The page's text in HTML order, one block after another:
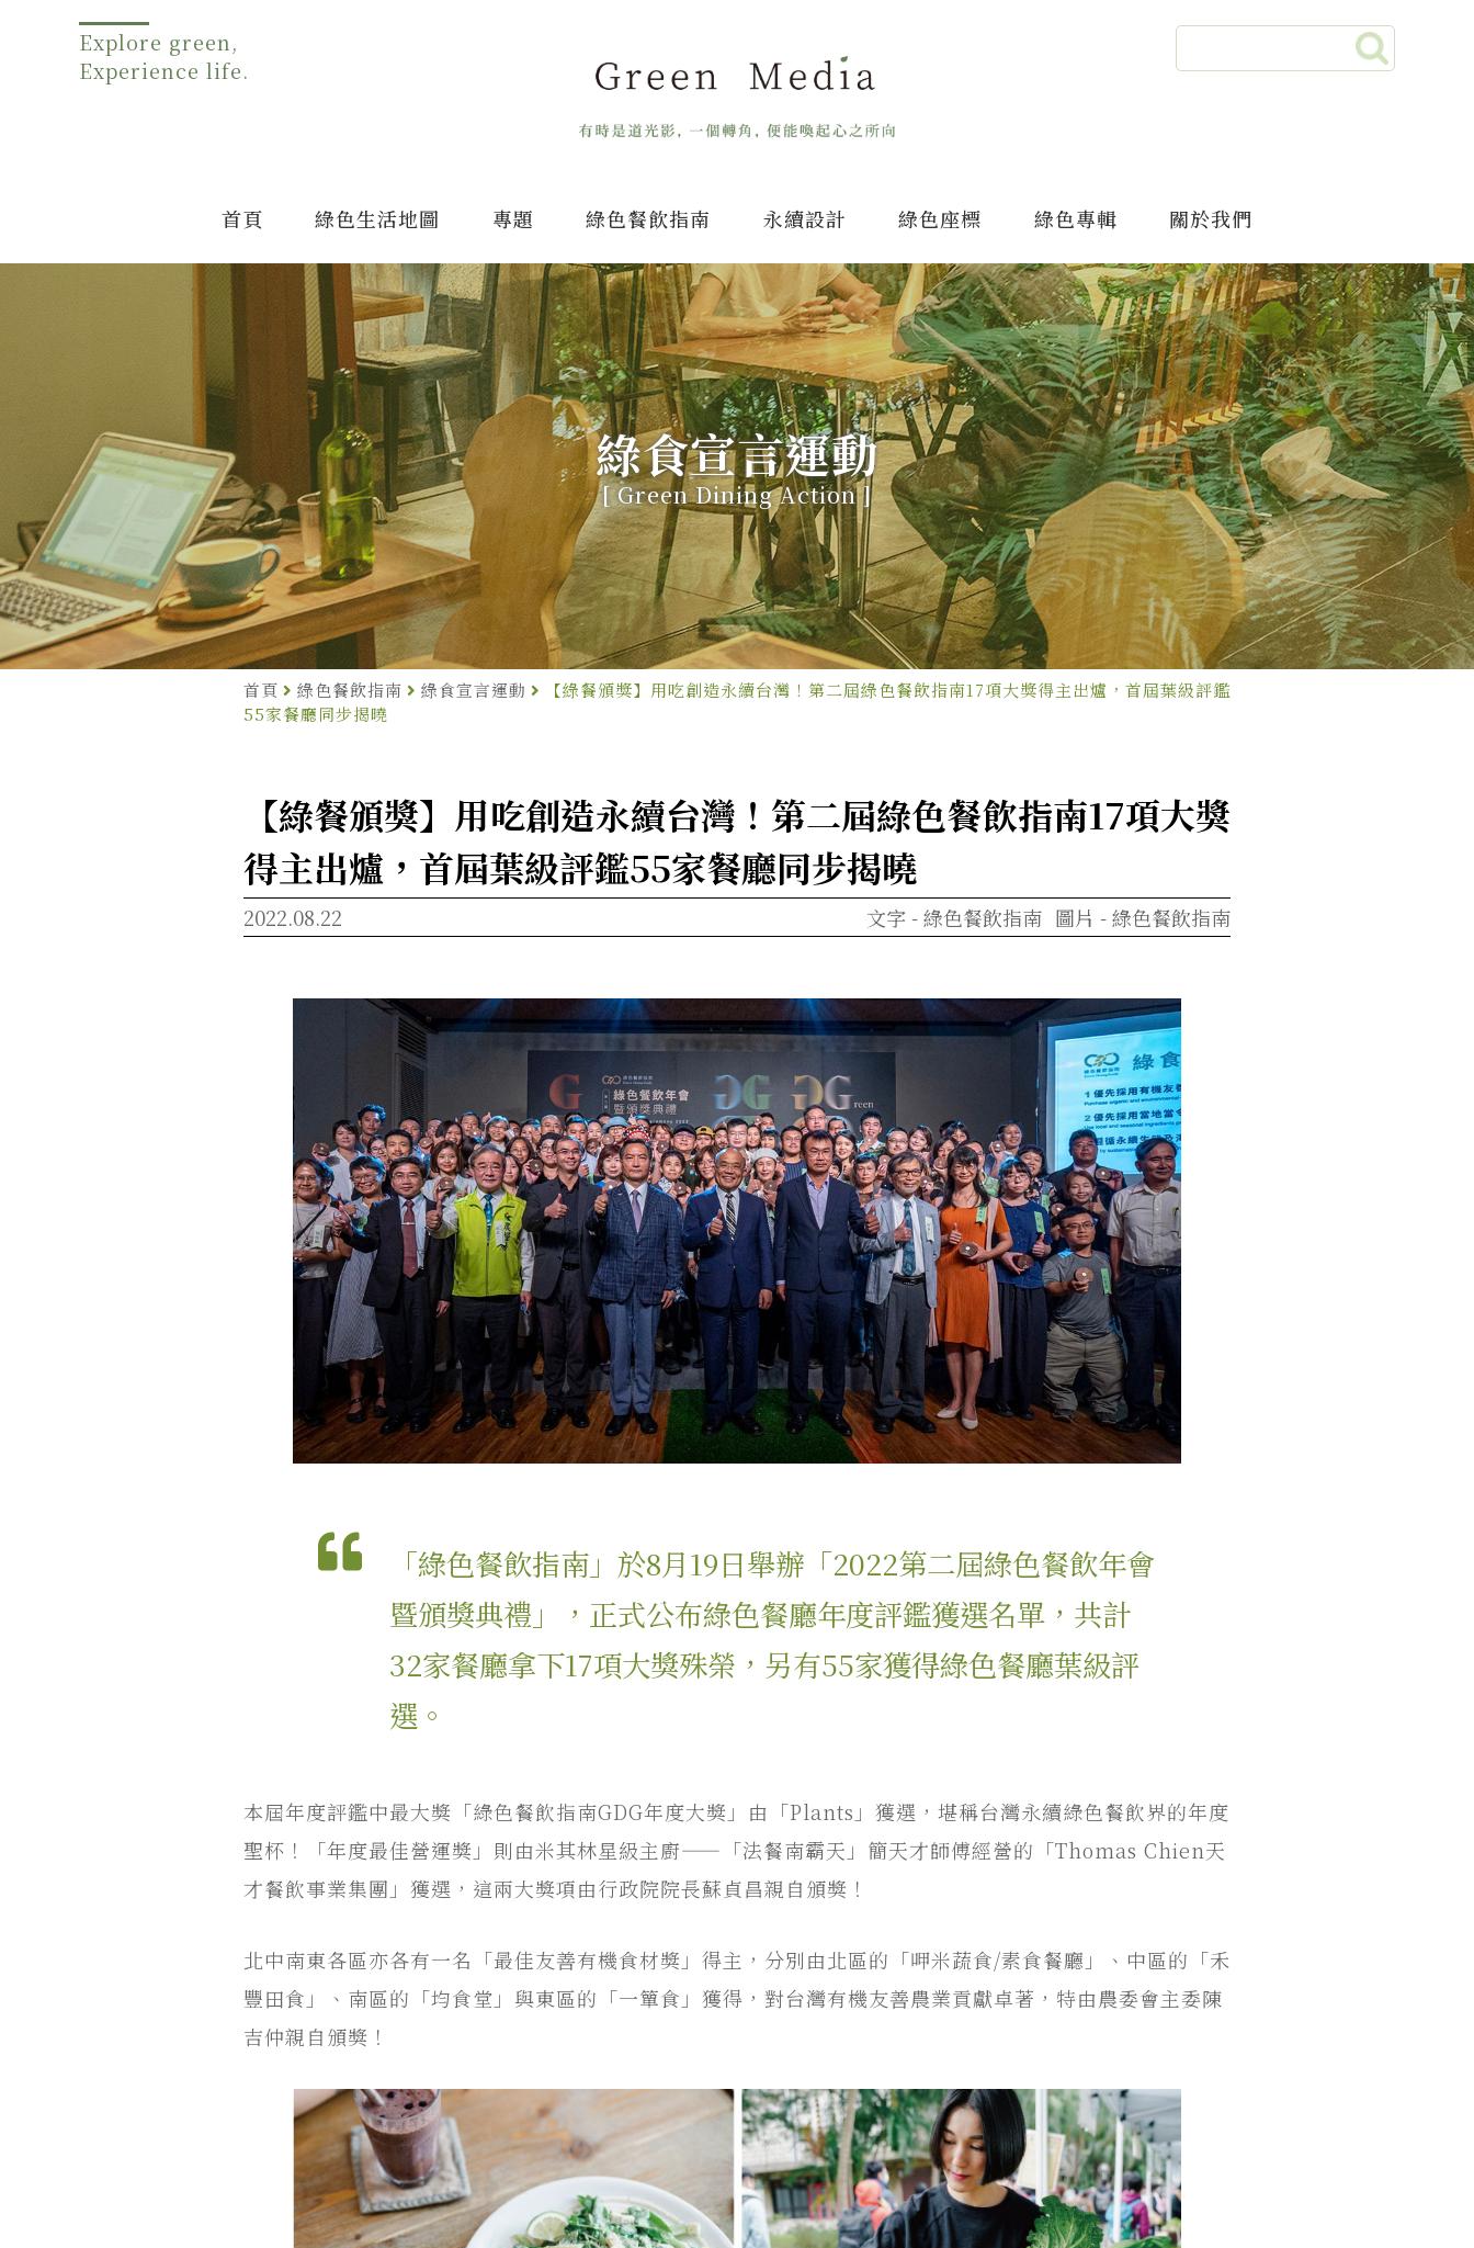
Explore green,
Experience life.
首頁 綠色生活地圖 專題 綠色餐飲指南 永續設計 綠色座標 綠色專輯 關於我們
綠食宣言運動
[ Green Dining Action ]
首頁 綠色餐飲指南 綠食宣言運動
【綠餐頒獎】用吃創造永續台灣！第二屆綠色餐飲指南17項大獎得主出爐，首屆葉級評鑑
55家餐廳同步揭曉
【綠餐頒獎】用吃創造永續台灣！第二屆綠色餐飲指南17項大獎
得主出爐，首屆葉級評鑑55家餐廳同步揭曉
2022.08.22 圖片 -綠色餐飲指南
文字 -綠色餐飲指南
「綠色餐飲指南」於8月19日舉辦「2022第二屆綠色餐飲年會
暨頒獎典禮」，正式公布綠色餐廳年度評鑑獲選名單，共計
32家餐廳拿下17項大獎殊榮，另有55家獲得綠色餐廳葉級評
選。
本屆年度評鑑中最大獎「綠色餐飲指南GDG年度大獎」由「Plants」獲選，堪稱台灣永續綠色餐飲界的年度
聖杯！「年度最佳營運獎」則由米其林星級主廚——「法餐南霸天」簡天才師傅經營的「Thomas Chien天
才餐飲事業集團」獲選，這兩大獎項由行政院院長蘇貞昌親自頒獎！
北中南東各區亦各有一名「最佳友善有機食材獎」得主，分別由北區的「呷米蔬食/素食餐廳」、中區的「禾
豐田食」、南區的「均食堂」與東區的「一簞食」獲得，對台灣有機友善農業貢獻卓著，特由農委會主委陳
吉仲親自頒獎！